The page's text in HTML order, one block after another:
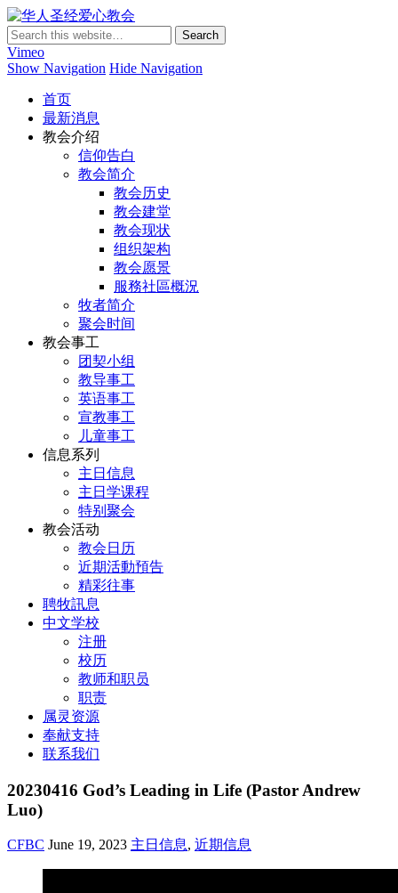
Vimeo
Show Navigation Hide Navigation
首页
最新消息
教会介绍
信仰告白
教会简介
教会历史
教会建堂
教会现状
组织架构
教会愿景
服務社區概況
牧者简介
聚会时间
教会事工
团契小组
教导事工
英语事工
宣教事工
儿童事工
信息系列
主日信息
主日学课程
特别聚会
教会活动
教会日历
近期活動預告
精彩往事
聘牧訊息
中文学校
注册
校历
教师和职员
职责
属灵资源
奉献支持
联系我们
20230416 God’s Leading in Life (Pastor Andrew
Luo)
CFBC June 19, 2023 主日信息, 近期信息